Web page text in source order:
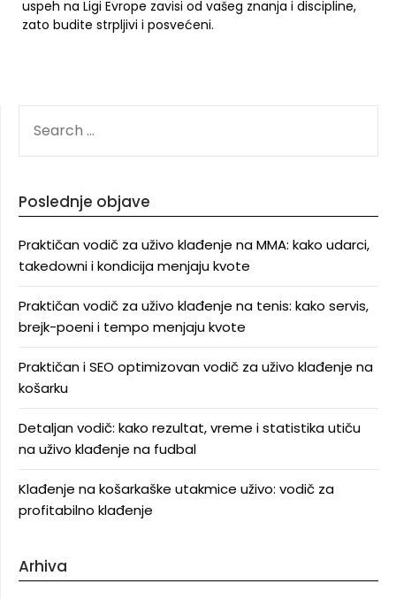
uspeh na Ligi Evrope zavisi od vašeg znanja i discipline,
zato budite strpljivi i posvećeni.
FOR:
Poslednje objave
Praktičan vodič za uživo klađenje na MMA: kako udarci,
takedowni i kondicija menjaju kvote
Praktičan vodič za uživo klađenje na tenis: kako servis,
brejk-poeni i tempo menjaju kvote
Praktičan i SEO optimizovan vodič za uživo klađenje na
košarku
Detaljan vodič: kako rezultat, vreme i statistika utiču
na uživo klađenje na fudbal
Klađenje na košarkaške utakmice uživo: vodič za
profitabilno klađenje
Arhiva